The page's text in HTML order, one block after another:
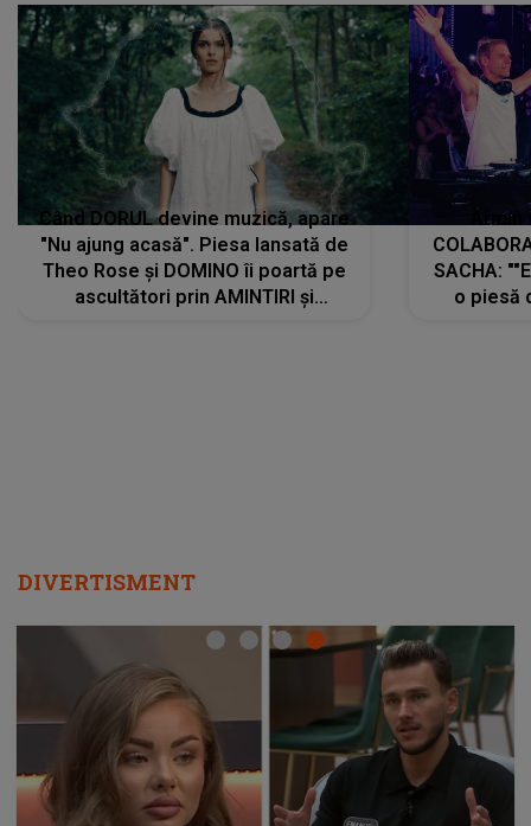
Când DORUL devine muzică, apare
"Nu ajung acasă". Piesa lansată de
Theo Rose și DOMINO îi poartă pe
ascultători prin AMINTIRI și
SACHA:
o piesă
DIVERTISMENT